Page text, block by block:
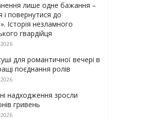
лише одне бажання –
і повернутися до
Історія незламного
гвардійця
для романтичної вечері в
поєднання ролів
надходження зросли
гривень